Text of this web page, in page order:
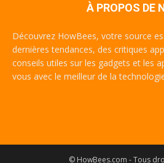
À PROPOS DE
Découvrez HowBees, votre source
dernières tendances, des critiques
conseils utiles sur les gadgets et les
vous avec le meilleur de la
© HowBees.com - Tous